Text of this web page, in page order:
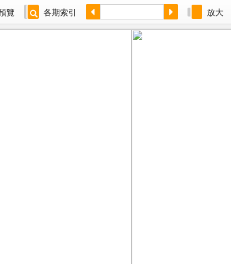
覽 各期索引 放大